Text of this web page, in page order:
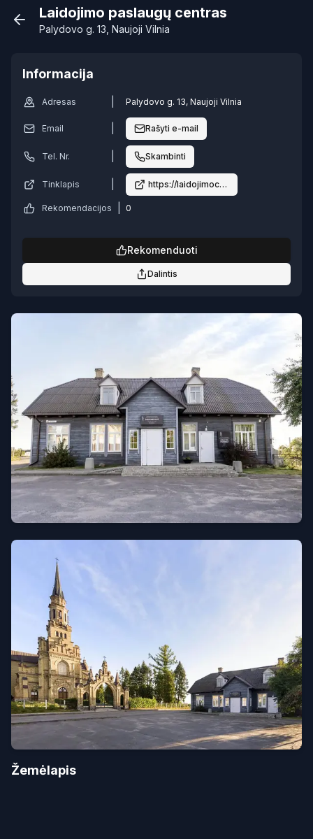
Laidojimo paslaugų centras
Palydovo g. 13, Naujoji Vilnia
Informacija
Adresas Palydovo g. 13, Naujoji Vilnia
Email Rašyti e-mail
Tel. Nr. Skambinti
Tinklapis https://laidojimocentras.lt/sarvojimo-
Rekomendacijos 0
Rekomenduoti
Dalintis
Žemėlapis